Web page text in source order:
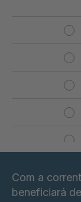
Com a
beneficiará